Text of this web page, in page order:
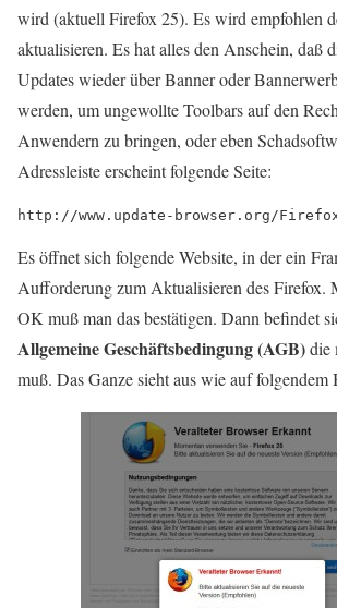
wird (aktuell Firefox 25). Es wird empfohlen
aktualisieren. Es hat alles den Anschein, daß
Updates wieder über Banner oder
werden, um ungewollte Toolbars auf den
Anwendern zu bringen, oder eben
Adressleiste erscheint folgende Seite:
http://www.update-browser.org/
Es öffnet sich folgende Website, in der ein
Aufforderung zum Aktualisieren des
OK muß man das bestätigen. Dann befindet
Allgemeine Geschäftsbedingung (AGB)die
muß. Das Ganze sieht aus wie auf folgendem